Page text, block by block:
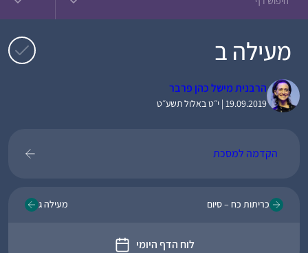
מעילה ב
הרבנית מישל כהן פרבר
19.09.2019 | י״ט באלול תשע״ט
הקדמה למסכת
כריתות כח – סיום
לוח הדף היומי
מעילה ג